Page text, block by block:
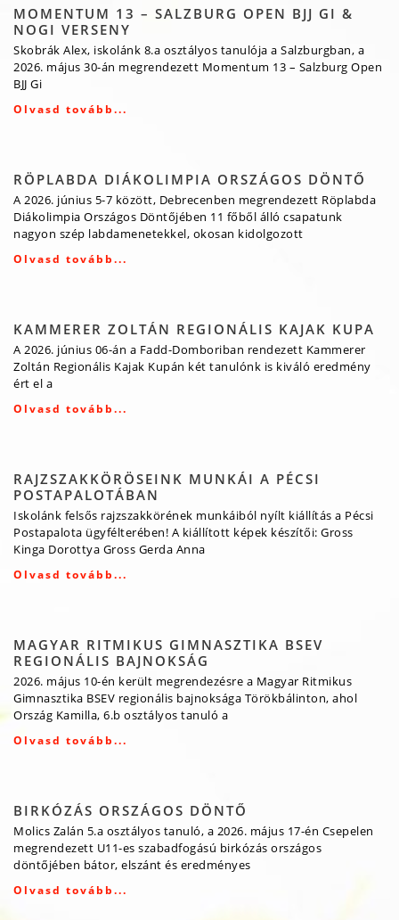
MOMENTUM 13 – SALZBURG OPEN BJJ GI &
NOGI VERSENY
Skobrák Alex, iskolánk 8.a osztályos tanulója a Salzburgban, a
2026. május 30-án megrendezett Momentum 13 – Salzburg Open
BJJ Gi
Olvasd tovább...
RÖPLABDA DIÁKOLIMPIA ORSZÁGOS DÖNTŐ
A 2026. június 5-7 között, Debrecenben megrendezett Röplabda
Diákolimpia Országos Döntőjében 11 főből álló csapatunk
nagyon szép labdamenetekkel, okosan kidolgozott
Olvasd tovább...
KAMMERER ZOLTÁN REGIONÁLIS KAJAK KUPA
A 2026. június 06-án a Fadd-Domboriban rendezett Kammerer
Zoltán Regionális Kajak Kupán két tanulónk is kiváló eredmény
ért el a
Olvasd tovább...
RAJZSZAKKÖRÖSEINK MUNKÁI A PÉCSI
POSTAPALOTÁBAN
Iskolánk felsős rajzszakkörének munkáiból nyílt kiállítás a Pécsi
Postapalota ügyfélterében! A kiállított képek készítői: Gross
Kinga Dorottya Gross Gerda Anna
Olvasd tovább...
MAGYAR RITMIKUS GIMNASZTIKA BSEV
REGIONÁLIS BAJNOKSÁG
2026. május 10-én került megrendezésre a Magyar Ritmikus
Gimnasztika BSEV regionális bajnoksága Törökbálinton, ahol
Ország Kamilla, 6.b osztályos tanuló a
Olvasd tovább...
BIRKÓZÁS ORSZÁGOS DÖNTŐ
Molics Zalán 5.a osztályos tanuló, a 2026. május 17-én Csepelen
megrendezett U11-es szabadfogású birkózás országos
döntőjében bátor, elszánt és eredményes
Olvasd tovább...